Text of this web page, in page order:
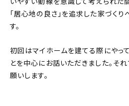
「居心地の良さ」を追求した家づく
す。
初回はマイホームを建てる際にやっ
とを中心にお話いただきました。そ
願いします。